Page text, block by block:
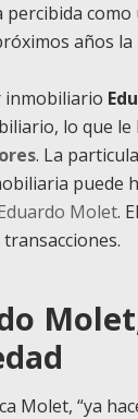
percibida
años
inmobiliario
lo que le
. La
puede
Molet.
Molet, “ya